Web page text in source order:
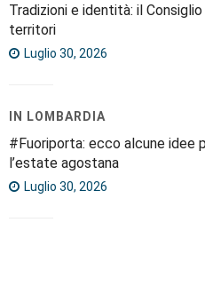
Tradizioni e identità: il
territori
Luglio 30, 2026
IN LOMBARDIA
#Fuoriporta: ecco alcune idee
l’estate agostana
Luglio 30, 2026